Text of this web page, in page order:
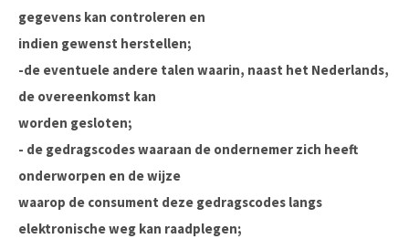
gegevens kan controleren en
indien gewenst herstellen;
-de eventuele andere talen waarin, naast het Nederlands,
de overeenkomst kan
worden gesloten;
- de gedragscodes waaraan de ondernemer zich heeft
onderworpen en de wijze
waarop de consument deze gedragscodes langs
elektronische weg kan raadplegen;